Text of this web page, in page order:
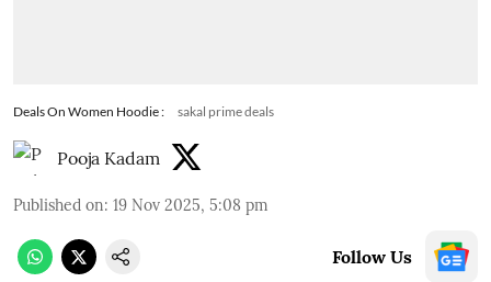
Deals On Women Hoodie : sakal prime deals
Pooja Kadam
Published on: 19 Nov 2025, 5:08 pm
Follow Us